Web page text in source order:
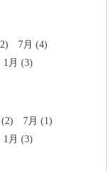
7月 (4)
1月 (3)
7月 (1)
1月 (3)